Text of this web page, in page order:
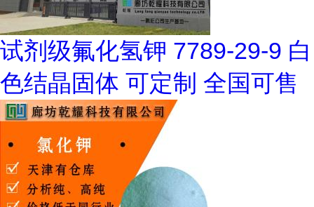
试剂级氟化氢钾 7789-29-9 白
色结晶固体 可定制 全国可售